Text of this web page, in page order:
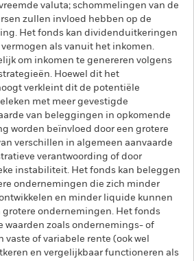
valuta; schommelingen van de
zullen invloed hebben op de
Het fonds kan dividenduitkeringen
als vanuit het inkomen.
om inkomen te genereren volgens
Hoewel dit het
verkleint dit de potentiële
met meer gevestigde
van beleggingen in opkomende
worden beïnvloed door een grotere
verschillen in algemeen aanvaarde
verantwoording of door
instabiliteit. Het fonds kan beleggen
ondernemingen die zich minder
en minder liquide kunnen
ondernemingen. Het fonds
waarden zoals ondernemings- of
of variabele rente (ook wel
en vergelijkbaar functioneren als